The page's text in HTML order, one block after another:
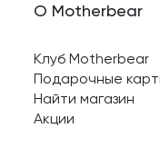
О Motherbear
Клуб Motherbear
Подарочные
Найти магазин
Акции